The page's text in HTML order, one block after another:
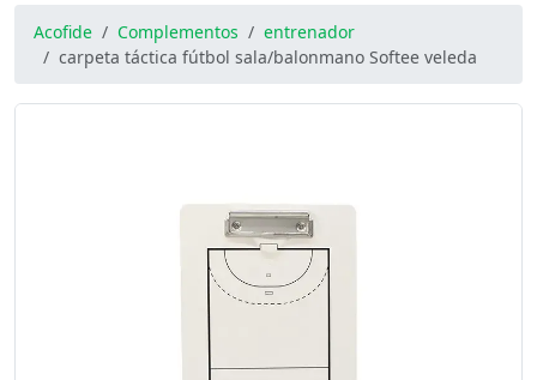
Acofide Complementos
entrenador
carpeta táctica fútbol sala/balonmano Softee veleda